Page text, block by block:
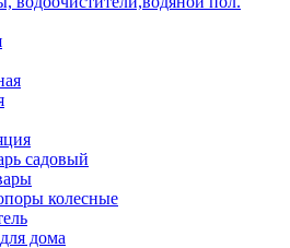
садовый
колесные
дома